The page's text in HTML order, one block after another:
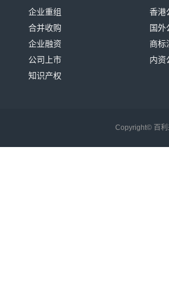
企业重组
合并收购
企业融资
公司上市
知识产权
香港
国外
商标
内资
Copyright© 百